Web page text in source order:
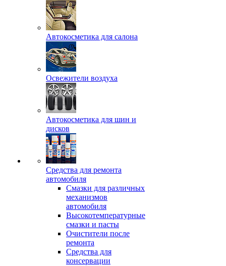
Автокосметика для салона
Освежители воздуха
Автокосметика для шин и
дисков
Средства для ремонта
автомобиля
Смазки для различных
механизмов
автомобиля
Высокотемпературные
смазки и пасты
Очистители после
ремонта
Средства для
консервации